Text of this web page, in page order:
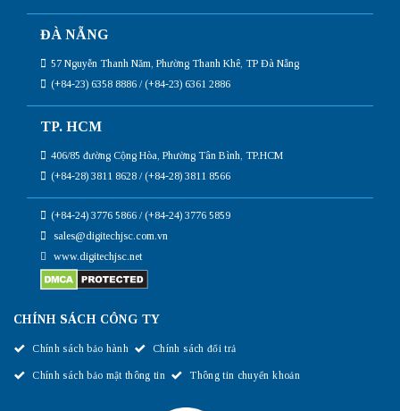
ĐÀ NẴNG
57 Nguyễn Thanh Năm, Phường Thanh Khê, TP Đà Nẵng
(+84-23) 6358 8886 / (+84-23) 6361 2886
TP. HCM
406/85 đường Cộng Hòa, Phường Tân Bình, TP.HCM
(+84-28) 3811 8628 / (+84-28) 3811 8566
(+84-24) 3776 5866 / (+84-24) 3776 5859
sales@digitechjsc.com.vn
www.digitechjsc.net
CHÍNH SÁCH CÔNG TY
Chính sách bảo hành Chính sách đổi trả
Chính sách bảo mật thông tin Thông tin chuyển khoản